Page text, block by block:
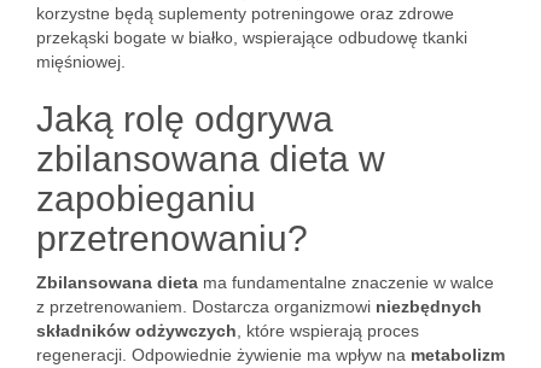
korzystne będą suplementy potreningowe oraz zdrowe
przekąski bogate w białko, wspierające odbudowę tkanki
mięśniowej.
Jaką rolę odgrywa
zbilansowana dieta w
zapobieganiu
przetrenowaniu?
Zbilansowana dieta ma fundamentalne znaczenie w walce
z przetrenowaniem. Dostarcza organizmowi niezbędnych
składników odżywczych , które wspierają proces
regeneracji. Odpowiednie żywienie ma wpływ na metabolizm